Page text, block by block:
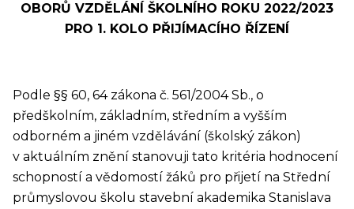
OBORŮ VZDĚLÁNÍ ŠKOLNÍHO ROKU 2022/2023
PRO 1. KOLO PŘIJÍMACÍHO ŘÍZENÍ
Podle §§ 60, 64 zákona č. 561/2004 Sb., o
předškolním, základním, středním a vyšším
odborném a jiném vzdělávání (školský zákon)
v aktuálním znění stanovuji tato kritéria hodnocení
schopností a vědomostí žáků pro přijetí na Střední
průmyslovou školu stavební akademika Stanislava